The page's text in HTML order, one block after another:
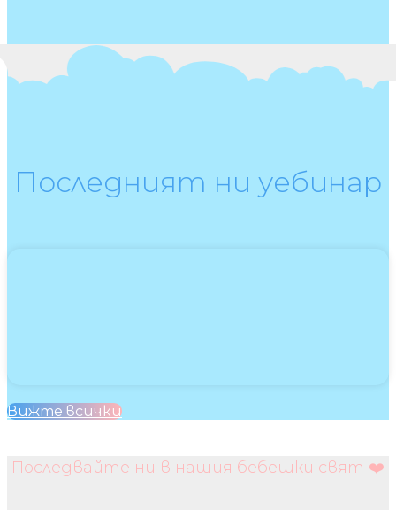
Последният ни уебинар
Вижте всички
Последвайте ни в нашия бебешки свят ❤️